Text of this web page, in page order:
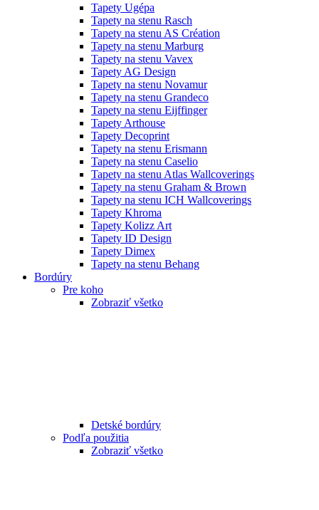
Tapety Ugépa
Tapety na stenu Rasch
Tapety na stenu AS Création
Tapety na stenu Marburg
Tapety na stenu Vavex
Tapety AG Design
Tapety na stenu Novamur
Tapety na stenu Grandeco
Tapety na stenu Eijffinger
Tapety Arthouse
Tapety Decoprint
Tapety na stenu Erismann
Tapety na stenu Caselio
Tapety na stenu Atlas Wallcoverings
Tapety na stenu Graham & Brown
Tapety na stenu ICH Wallcoverings
Tapety Khroma
Tapety Kolizz Art
Tapety ID Design
Tapety Dimex
Tapety na stenu Behang
Bordúry
Pre koho
Zobraziť všetko
Detské bordúry
Podľa použitia
Zobraziť všetko